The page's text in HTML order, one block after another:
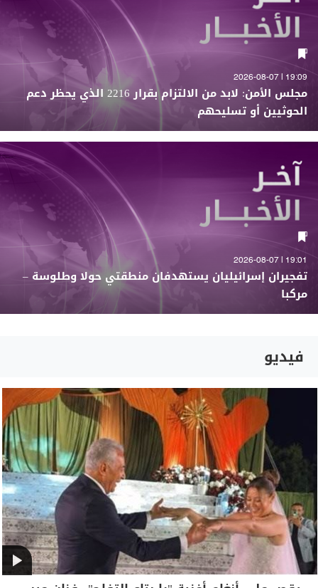
19:09 | 2026-08-07
مجلس الأمن: لابد من الالتزام بقرار 2216 الذي يحظر دعم
الحوثيين أو تسليحهم
19:01 | 2026-08-07
تفجيران إسرائيليان يستهدفان منطقتي حولا وطلوسة –
مركبا
فيديو